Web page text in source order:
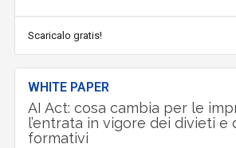
Scaricalo gratis!
WHITE PAPER
AI Act: cosa cambia per le
l’entrata in vigore dei divieti
formativi